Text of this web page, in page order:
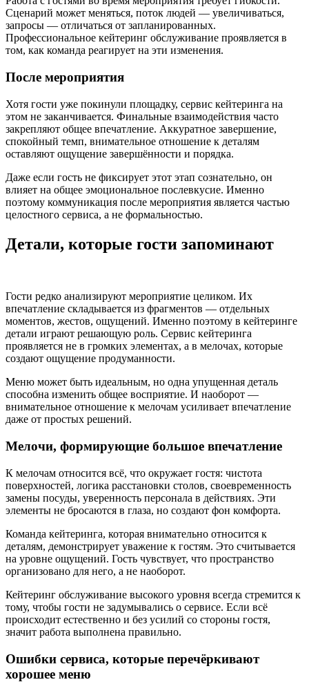
Сценарий может меняться, поток людей — увеличиваться,
запросы — отличаться от запланированных.
Профессиональное кейтеринг обслуживание проявляется в
том, как команда реагирует на эти изменения.
После мероприятия
Хотя гости уже покинули площадку, сервис кейтеринга на
этом не заканчивается. Финальные взаимодействия часто
закрепляют общее впечатление. Аккуратное завершение,
спокойный темп, внимательное отношение к деталям
оставляют ощущение завершённости и порядка.
Даже если гость не фиксирует этот этап сознательно, он
влияет на общее эмоциональное послевкусие. Именно
поэтому коммуникация после мероприятия является частью
целостного сервиса, а не формальностью.
Детали, которые гости запоминают
Гости редко анализируют мероприятие целиком. Их
впечатление складывается из фрагментов — отдельных
моментов, жестов, ощущений. Именно поэтому в кейтеринге
детали играют решающую роль. Сервис кейтеринга
проявляется не в громких элементах, а в мелочах, которые
создают ощущение продуманности.
Меню может быть идеальным, но одна упущенная деталь
способна изменить общее восприятие. И наоборот —
внимательное отношение к мелочам усиливает впечатление
даже от простых решений.
Мелочи, формирующие большое впечатление
К мелочам относится всё, что окружает гостя: чистота
поверхностей, логика расстановки столов, своевременность
замены посуды, уверенность персонала в действиях. Эти
элементы не бросаются в глаза, но создают фон комфорта.
Команда кейтеринга, которая внимательно относится к
деталям, демонстрирует уважение к гостям. Это считывается
на уровне ощущений. Гость чувствует, что пространство
организовано для него, а не наоборот.
Кейтеринг обслуживание высокого уровня всегда стремится к
тому, чтобы гости не задумывались о сервисе. Если всё
происходит естественно и без усилий со стороны гостя,
значит работа выполнена правильно.
Ошибки сервиса, которые перечёркивают
хорошее меню